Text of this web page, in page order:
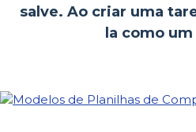
salve. Ao criar uma
la como